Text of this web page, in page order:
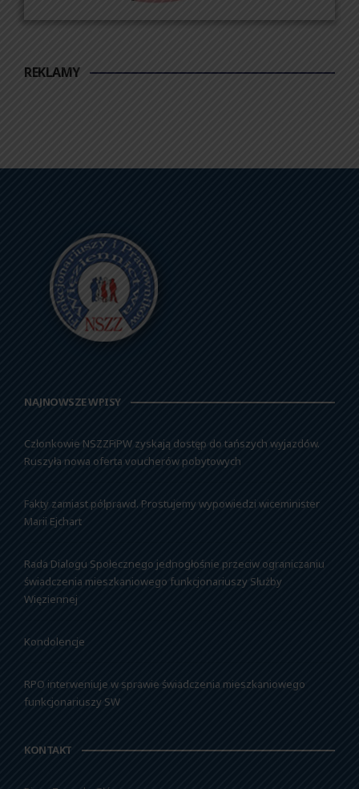
REKLAMY
NAJNOWSZE WPISY
Członkowie NSZZFiPW zyskają dostęp do tańszych wyjazdów.
Ruszyła nowa oferta voucherów pobytowych
Fakty zamiast półprawd. Prostujemy wypowiedzi wiceminister
Marii Ejchart
Rada Dialogu Społecznego jednogłośnie przeciw ograniczaniu
świadczenia mieszkaniowego funkcjonariuszy Służby
Więziennej
Kondolencje
RPO interweniuje w sprawie świadczenia mieszkaniowego
funkcjonariuszy SW
KONTAKT